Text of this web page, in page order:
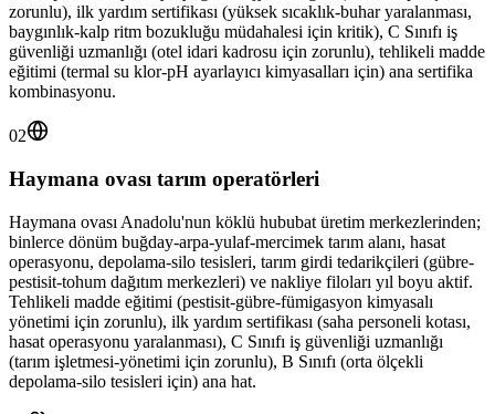
zorunlu), ilk yardım sertifikası (yüksek sıcaklık-buhar yaralanması,
baygınlık-kalp ritm bozukluğu müdahalesi için kritik), C Sınıfı iş
güvenliği uzmanlığı (otel idari kadrosu için zorunlu), tehlikeli madde
eğitimi (termal su klor-pH ayarlayıcı kimyasalları için) ana sertifika
kombinasyonu.
02
Haymana ovası tarım operatörleri
Haymana ovası Anadolu'nun köklü hububat üretim merkezlerinden;
binlerce dönüm buğday-arpa-yulaf-mercimek tarım alanı, hasat
operasyonu, depolama-silo tesisleri, tarım girdi tedarikçileri (gübre-
pestisit-tohum dağıtım merkezleri) ve nakliye filoları yıl boyu aktif.
Tehlikeli madde eğitimi (pestisit-gübre-fümigasyon kimyasalı
yönetimi için zorunlu), ilk yardım sertifikası (saha personeli kotası,
hasat operasyonu yaralanması), C Sınıfı iş güvenliği uzmanlığı
(tarım işletmesi-yönetimi için zorunlu), B Sınıfı (orta ölçekli
depolama-silo tesisleri için) ana hat.